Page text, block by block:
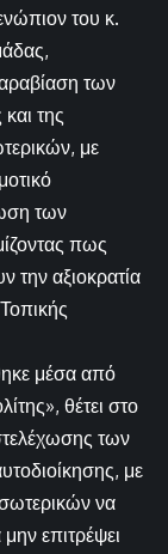
του κ.
των
της
με
των
πως
την αξιοκρατία
μέσα από
θέτει στο
των
με
να
επιτρέψει